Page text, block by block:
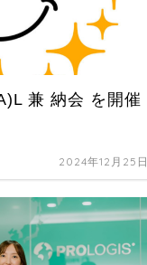
兼 納会 を開催
2024年12月25日